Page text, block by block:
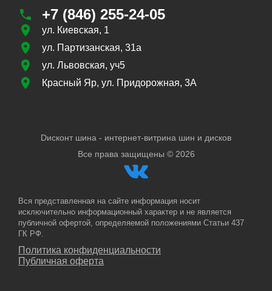
+7 (846) 255-24-05
ул. Киевская, 1
ул. Партизанская, 31а
ул. Львовская, уч5
Красный Яр, ул. Придорожная, 3А
Dисконт шина - интернет-витрина шин и дисков
Все права защищены © 2026
Вся представленная на сайте информация носит
исключительно информационный характер и не является
публичной офертой, определяемой положениями Статьи 437
ГК РФ.
Политика конфиденциальности
Публичная оферта